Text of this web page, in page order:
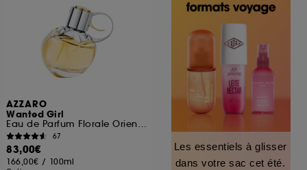
AZZARO
Wanted Girl
Eau de Parfum Florale Orientale pour femme
67
83,00€
166,00€ / 100ml
Les essentiels à glisser
dans votre sac cet été.